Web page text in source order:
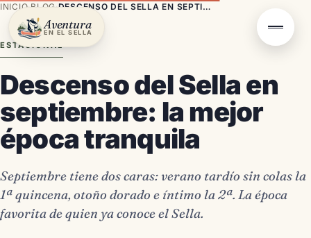
Aventura
EN EL SELLA
INICIO·BLOG· DESCENSO DEL SELLA EN SEPTIEMBRE: LA MEJOR ÉPOCA TRANQUILA
ESTACIONAL
Descenso del Sella en
septiembre: la mejor
época tranquila
Septiembre tiene dos caras: verano tardío sin colas la
1ª quincena, otoño dorado e íntimo la 2ª. La época
favorita de quien ya conoce el Sella.